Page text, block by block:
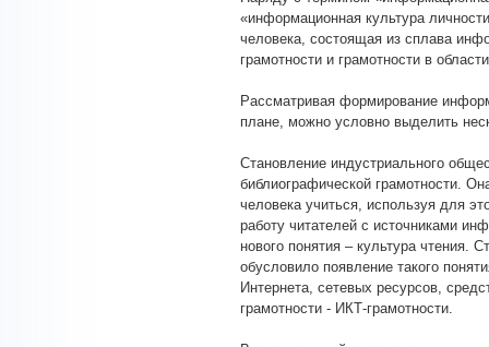
«информационная культура
человека, состоящая из сплава
грамотности и грамотности в
Рассматривая формирование
плане, можно условно выделить
Становление индустриального
библиографической грамотности.
человека учиться, используя для
работу читателей с источниками
нового понятия – культура чтения.
обусловило появление такого
Интернета, сетевых ресурсов,
грамотности - ИКТ-грамотности.